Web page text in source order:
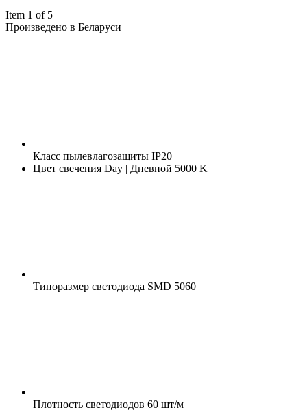
Item 1 of 5
Произведено в Беларуси
Класс пылевлагозащиты IP20
Цвет свечения Day | Дневной 5000 K
Типоразмер светодиода SMD 5060
Плотность светодиодов 60 шт/м